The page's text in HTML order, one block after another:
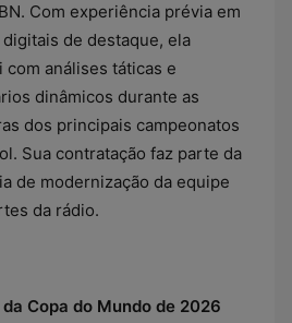
Com experiência prévia em
de destaque, ela
com análises táticas e
dinâmicos durante as
dos principais campeonatos
Sua contratação faz parte da
de modernização da equipe
da rádio.
Copa do Mundo de 2026